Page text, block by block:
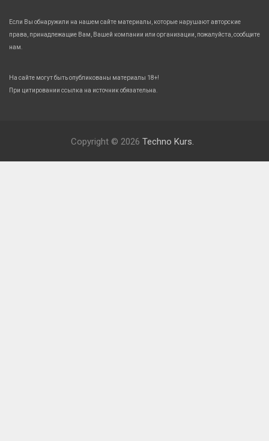
Если Вы обнаружили на нашем сайте материалы, которые нарушают авторские
права, принадлежащие Вам, Вашей компании или организации, пожалуйста, сообщите
нам.
На сайте могут быть опубликованы материалы 18+!
При цитировании ссылка на источник обязательна.
Copyright © 2026 Techno Kurs.